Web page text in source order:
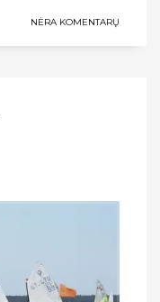
NĖRA KOMENTARŲ